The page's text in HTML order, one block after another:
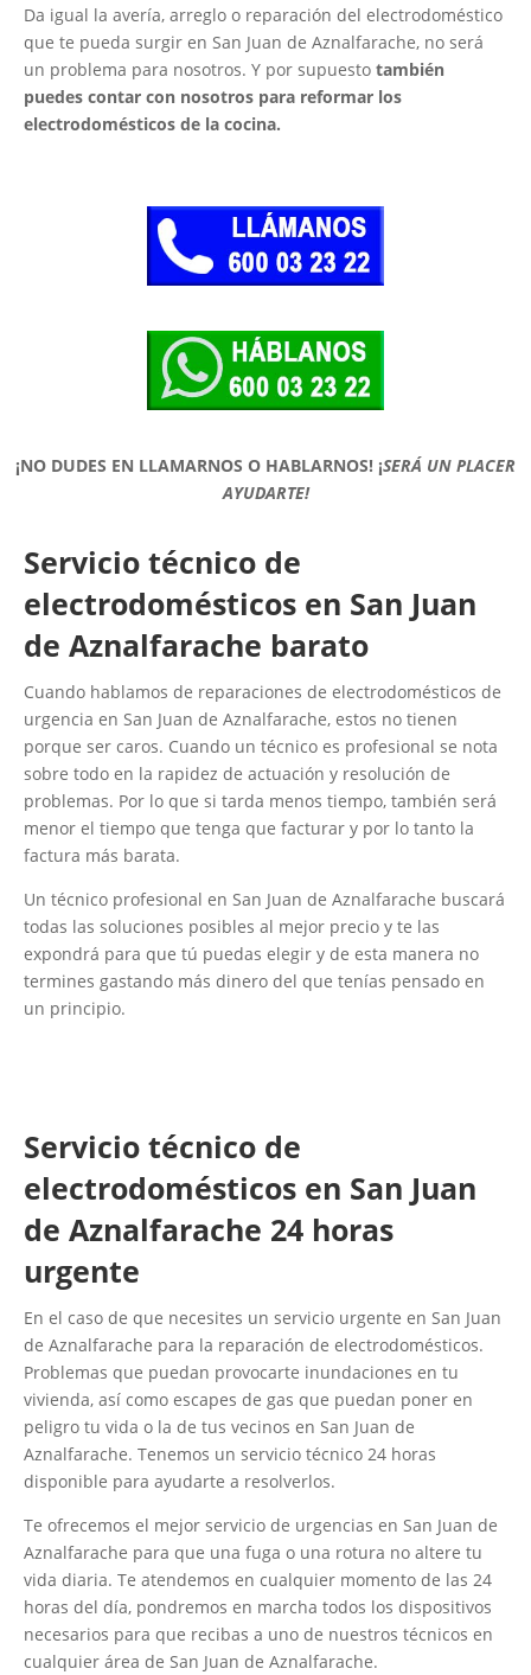
Da igual la avería, arreglo o reparación del electrodoméstico
que te pueda surgir en San Juan de Aznalfarache, no será
un problema para nosotros. Y por supuesto también
puedes contar con nosotros para reformar los
electrodomésticos de la cocina.
¡NO DUDES EN LLAMARNOS O HABLARNOS! ¡SERÁ UN PLACER
AYUDARTE!
Servicio técnico de
electrodomésticos en San Juan
de Aznalfarache barato
Cuando hablamos de reparaciones de electrodomésticos de
urgencia en San Juan de Aznalfarache, estos no tienen
porque ser caros. Cuando un técnico es profesional se nota
sobre todo en la rapidez de actuación y resolución de
problemas. Por lo que si tarda menos tiempo, también será
menor el tiempo que tenga que facturar y por lo tanto la
factura más barata.
Un técnico profesional en San Juan de Aznalfarache buscará
todas las soluciones posibles al mejor precio y te las
expondrá para que tú puedas elegir y de esta manera no
termines gastando más dinero del que tenías pensado en
un principio.
Servicio técnico de
electrodomésticos en San Juan
de Aznalfarache 24 horas
urgente
En el caso de que necesites un servicio urgente en San Juan
de Aznalfarache para la reparación de electrodomésticos.
Problemas que puedan provocarte inundaciones en tu
vivienda, así como escapes de gas que puedan poner en
peligro tu vida o la de tus vecinos en San Juan de
Aznalfarache. Tenemos un servicio técnico 24 horas
disponible para ayudarte a resolverlos.
Te ofrecemos el mejor servicio de urgencias en San Juan de
Aznalfarache para que una fuga o una rotura no altere tu
vida diaria. Te atendemos en cualquier momento de las 24
horas del día, pondremos en marcha todos los dispositivos
necesarios para que recibas a uno de nuestros técnicos en
cualquier área de San Juan de Aznalfarache.